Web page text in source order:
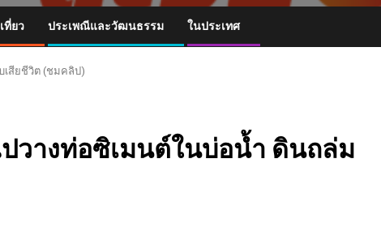
ที่ยว ประเพณีและวัฒนธรรม ในประเทศ
เสียชีวิต (ชมคลิป)
วางท่อซิเมนต์ในบ่อน้ำ ดินถล่ม